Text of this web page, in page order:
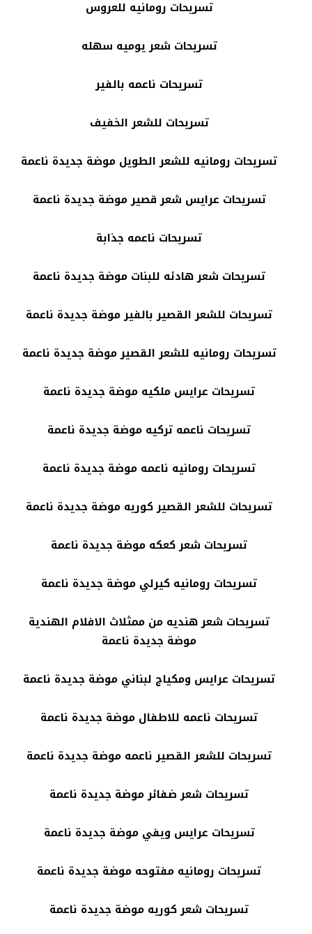
تسريحات رومانيه للعروس
تسريحات شعر يوميه سهله
تسريحات ناعمه بالفير
تسريحات للشعر الخفيف
تسريحات رومانيه للشعر الطويل موضة جديدة ناعمة
تسريحات عرايس شعر قصير موضة جديدة ناعمة
تسريحات ناعمه جذابة
تسريحات شعر هادئه للبنات موضة جديدة ناعمة
تسريحات للشعر القصير بالفير موضة جديدة ناعمة
تسريحات رومانيه للشعر القصير موضة جديدة ناعمة
تسريحات عرايس ملكيه موضة جديدة ناعمة
تسريحات ناعمه تركيه موضة جديدة ناعمة
تسريحات رومانيه ناعمه موضة جديدة ناعمة
تسريحات للشعر القصير كوريه موضة جديدة ناعمة
تسريحات شعر كعكه موضة جديدة ناعمة
تسريحات رومانيه كيرلي موضة جديدة ناعمة
تسريحات شعر هنديه من ممثلاث الافلام الهندية
موضة جديدة ناعمة
تسريحات عرايس ومكياج لبناني موضة جديدة ناعمة
تسريحات ناعمه للاطفال موضة جديدة ناعمة
تسريحات للشعر القصير ناعمه موضة جديدة ناعمة
تسريحات شعر ضفائر موضة جديدة ناعمة
تسريحات عرايس ويفي موضة جديدة ناعمة
تسريحات رومانيه مفتوحه موضة جديدة ناعمة
تسريحات شعر كوريه موضة جديدة ناعمة